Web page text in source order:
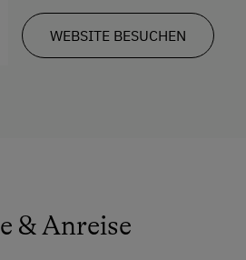
WEBSITE BESUCHEN
& Anreise